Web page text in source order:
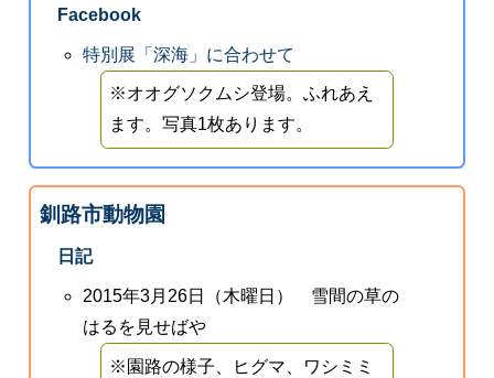
Facebook
特別展「深海」に合わせて
※オオグソクムシ登場。ふれあえ
ます。写真1枚あります。
釧路市動物園
日記
2015年3月26日（木曜日） 雪間の草の
はるを見せばや
※園路の様子、ヒグマ、ワシミミ